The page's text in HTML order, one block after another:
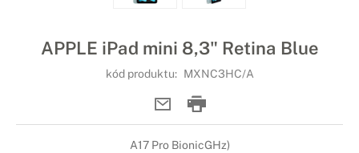
APPLE iPad mini 8,3" Retina Blue
kód produktu: MXNC3HC/A
A17 Pro BionicGHz)